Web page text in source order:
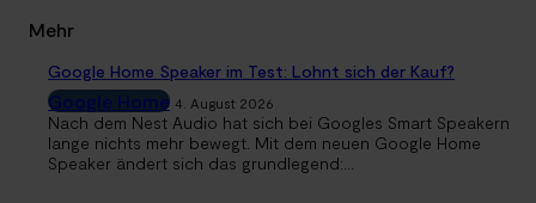
Mehr
Google Home Speaker im Test: Lohnt sich der Kauf?
Google Home 4. August 2026
Nach dem Nest Audio hat sich bei Googles Smart Speakern
lange nichts mehr bewegt. Mit dem neuen Google Home
Speaker ändert sich das grundlegend:...